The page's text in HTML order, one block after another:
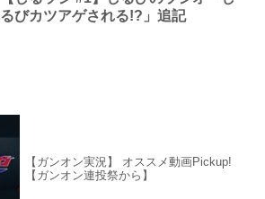
るびカツアゲされる!?」追記
【ガンオン実況】 オススメ動画Pickup!
【ガンオン連投祭から】